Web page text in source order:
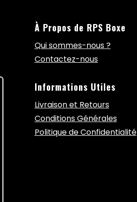
À Propos de RPS Boxe
Qui sommes-nous ?
Contactez-nous
Informations Utiles
Livraison et Retours
Conditions Générales
Politique de Confidentialité